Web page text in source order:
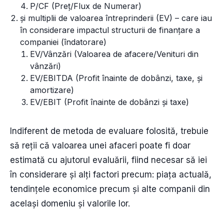
P/CF (Preț/Flux de Numerar)
și multiplii de valoarea întreprinderii (EV) – care iau
în considerare impactul structurii de finanțare a
companiei (îndatorare)
EV/Vânzări (Valoarea de afacere/Venituri din
vânzări)
EV/EBITDA (Profit înainte de dobânzi, taxe, și
amortizare)
EV/EBIT (Profit înainte de dobânzi și taxe)
Indiferent de metoda de evaluare folosită, trebuie
să reții că valoarea unei afaceri poate fi doar
estimată cu ajutorul evaluării, fiind necesar să iei
în considerare și alți factori precum: piața actuală,
tendințele economice precum și alte companii din
același domeniu și valorile lor.